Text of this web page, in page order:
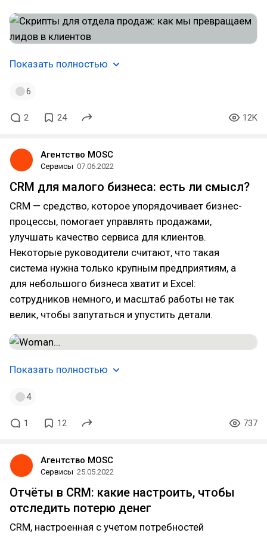
Показать полностью
6
2 24 12K
Агентство MOSC
Сервисы 07.06.2022
CRM для малого бизнеса: есть ли смысл?
CRM — средство, которое упорядочивает бизнес-
процессы, помогает управлять продажами,
улучшать качество сервиса для клиентов.
Некоторые руководители считают, что такая
система нужна только крупным предприятиям, а
для небольшого бизнеса хватит и Excel:
сотрудников немного, и масштаб работы не так
велик, чтобы запутаться и упустить детали.
Показать полностью
4
1 12 737
Агентство MOSC
Сервисы 25.05.2022
Отчёты в CRM: какие настроить, чтобы
отследить потерю денег
CRM, настроенная с учетом потребностей